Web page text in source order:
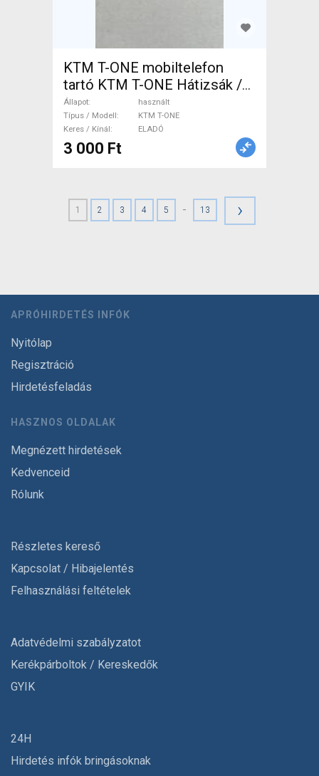
KTM T-ONE mobiltelefon
tartó KTM T-ONE Hátizsák /
Táska használt ELADÓ
Állapot
használt
Típus / Modell
KTM T-ONE
Keres / Kínál
ELADÓ
3 000 Ft
1 2 3 4 5 - 13 ›
APRÓHIRDETÉS INFÓK
Nyitólap
Regisztráció
Hirdetésfeladás
HASZNOS OLDALAK
Megnézett hirdetések
Kedvenceid
Rólunk
Részletes kereső
Kapcsolat / Hibajelentés
Felhasználási feltételek
Adatvédelmi szabályzatot
Kerékpárboltok / Kereskedők
GYIK
24H
Hirdetés infók bringásoknak